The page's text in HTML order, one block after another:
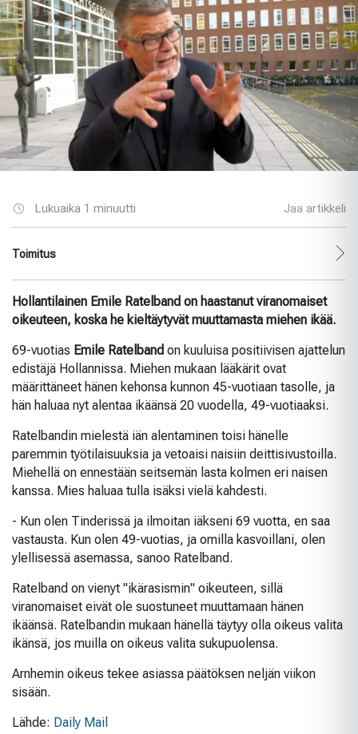
Lukuaika 1 minuutti Jaa artikkeli
Toimitus
Hollantilainen Emile Ratelband on haastanut viranomaiset
oikeuteen, koska he kieltäytyvät muuttamasta miehen ikää.
69-vuotias Emile Ratelband on kuuluisa positiivisen ajattelun
edistäjä Hollannissa. Miehen mukaan lääkärit ovat
määrittäneet hänen kehonsa kunnon 45-vuotiaan tasolle, ja
hän haluaa nyt alentaa ikäänsä 20 vuodella, 49-vuotiaaksi.
Ratelbandin mielestä iän alentaminen toisi hänelle
paremmin työtilaisuuksia ja vetoaisi naisiin deittisivustoilla.
Miehellä on ennestään seitsemän lasta kolmen eri naisen
kanssa. Mies haluaa tulla isäksi vielä kahdesti.
- Kun olen Tinderissä ja ilmoitan iäkseni 69 vuotta, en saa
vastausta. Kun olen 49-vuotias, ja omilla kasvoillani, olen
ylellisessä asemassa, sanoo Ratelband.
Ratelband on vienyt "ikärasismin" oikeuteen, sillä
viranomaiset eivät ole suostuneet muuttamaan hänen
ikäänsä. Ratelbandin mukaan hänellä täytyy olla oikeus valita
ikänsä, jos muilla on oikeus valita sukupuolensa.
Arnhemin oikeus tekee asiassa päätöksen neljän viikon
sisään.
Lähde: Daily Mail